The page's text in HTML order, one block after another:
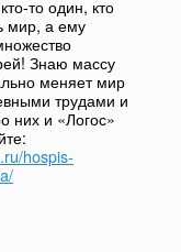
то один, кто
мир, а ему
Знаю массу
меняет мир
трудами и
них и «Логос»
hospis-